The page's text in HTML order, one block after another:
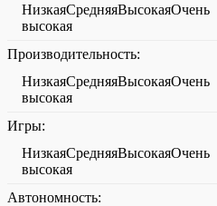
НизкаяСредняяВысокаяОчень
высокая
Производительность:
НизкаяСредняяВысокаяОчень
высокая
Игры:
НизкаяСредняяВысокаяОчень
высокая
Автономность: